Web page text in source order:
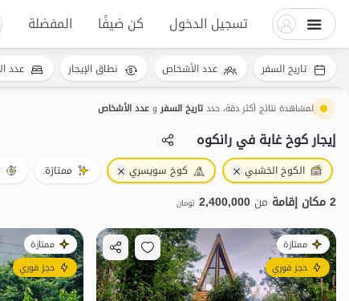
تسجيل الدخول كن ضيفًا المفضلة
لمشاهدة نتائج أكثر دقة، حددتاريخ السفروعدد الأشخاص
إيجار كوخ غابة في رانکوه
الكوخ الخشبي كوخ سويسري ممتازة.
2 مكان إقامة من 2,400,000 تومان
ممتازة
حجز فوري
ممتازة
حجز فوري
تاريخ السفر عدد الأشخاص نطاق الإيجار عدد